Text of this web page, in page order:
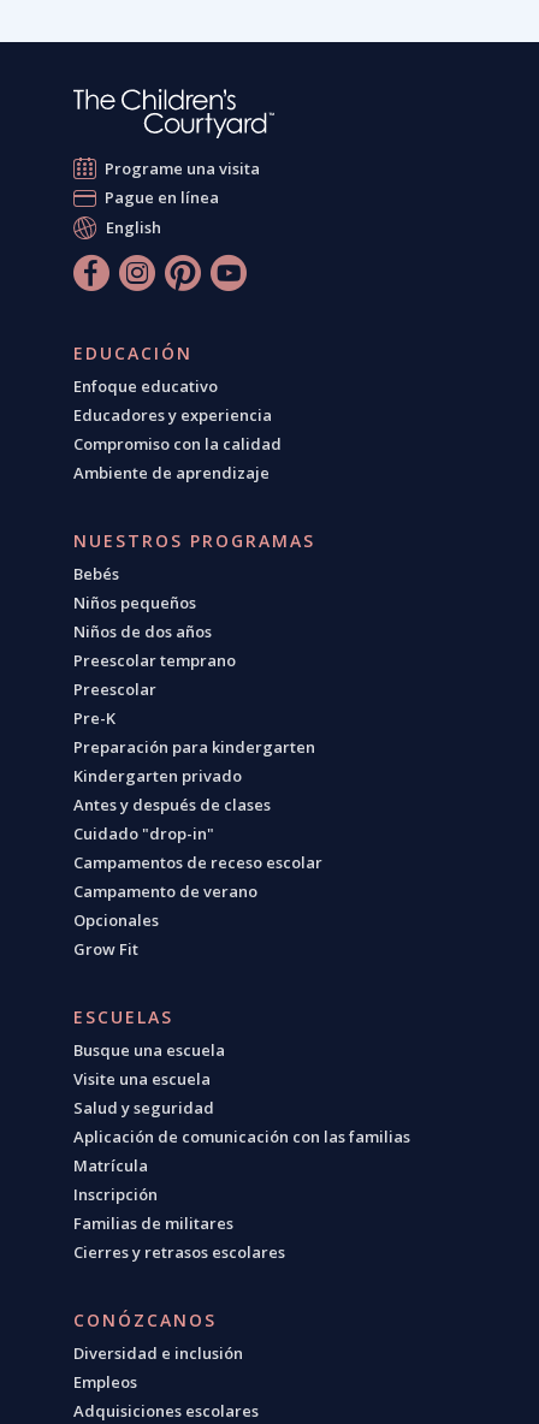
Programe una visita
Pague en línea
English
EDUCACIÓN
Enfoque educativo
Educadores y experiencia
Compromiso con la calidad
Ambiente de aprendizaje
NUESTROS PROGRAMAS
Bebés
Niños pequeños
Niños de dos años
Preescolar temprano
Preescolar
Pre-K
Preparación para kindergarten
Kindergarten privado
Antes y después de clases
Cuidado "drop-in"
Campamentos de receso escolar
Campamento de verano
Opcionales
Grow Fit
ESCUELAS
Busque una escuela
Visite una escuela
Salud y seguridad
Aplicación de comunicación con las familias
Matrícula
Inscripción
Familias de militares
Cierres y retrasos escolares
CONÓZCANOS
Diversidad e inclusión
Empleos
Adquisiciones escolares